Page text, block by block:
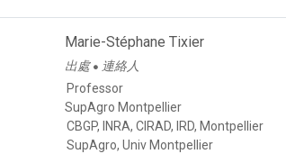
Marie-Stéphane Tixier
出處 ● 連絡人
Professor
SupAgro Montpellier
CBGP, INRA, CIRAD, IRD, Montpellier
SupAgro, Univ Montpellier